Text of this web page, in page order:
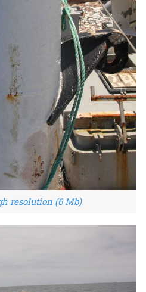
resolution (6 Mb)